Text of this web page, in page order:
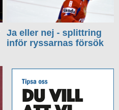
Ja eller nej - splittring
inför ryssarnas försök